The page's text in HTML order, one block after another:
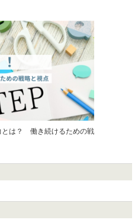
は？　働き続けるための戦